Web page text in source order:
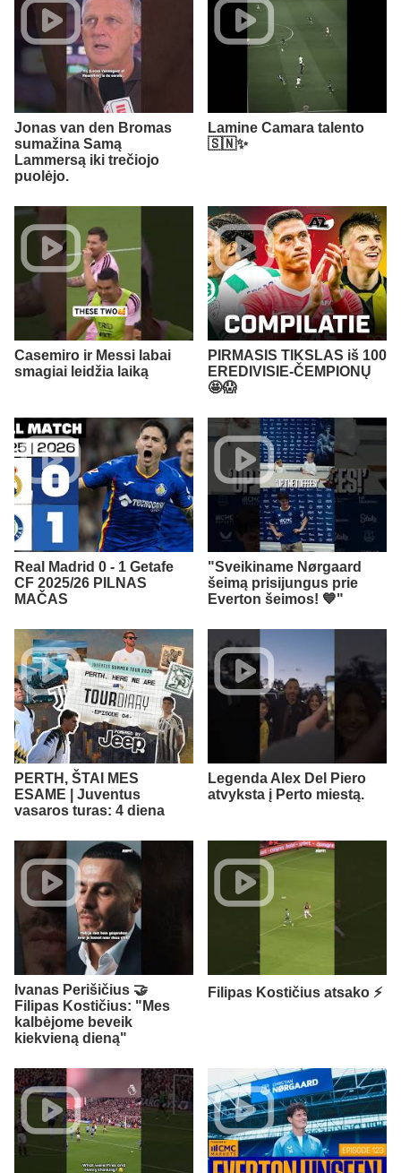
Jonas van den Bromas
sumažina Samą
Lammersą iki trečiojo
puolėjo.
Lamine Camara talento
🇸🇳✨
Casemiro ir Messi labai
smagiai leidžia laiką
PIRMASIS TIKSLAS iš 100
EREDIVISIE-ČEMPIONŲ
🤩😱
Real Madrid 0 - 1 Getafe
CF 2025/26 PILNAS
MAČAS
"Sveikiname Nørgaard
šeimą prisijungus prie
Everton šeimos! 💙"
PERTH, ŠTAI MES
ESAME | Juventus
vasaros turas: 4 diena
Legenda Alex Del Piero
atvyksta į Perto miestą.
Ivanas Perišičius 🤝
Filipas Kostičius: "Mes
kalbėjome beveik
kiekvieną dieną"
Filipas Kostičius atsako ⚡